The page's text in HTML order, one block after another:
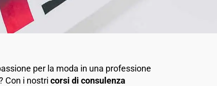
per la moda in una professione
Con i nostri corsi di consulenza